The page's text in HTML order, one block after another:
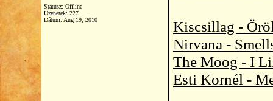
Státusz: Offline
Üzenetek: 227
Dátum: Aug 19, 2010
Kiscsillag -
Nirvana -
The Moog - I
Esti Kornél -